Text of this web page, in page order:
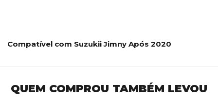
Compatível com Suzukii Jimny Após 2020
QUEM COMPROU TAMBÉM LEVOU